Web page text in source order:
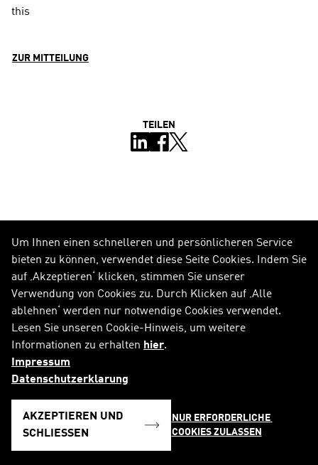
ZUR MITTEILUNG
TEILEN
BELIEBT
PROFIL
FINANZPUBLIKATIONEN
FINANZKALENDER
PRESSEMITTEILUNGEN
CAREERS.ADIDAS-GROUP.COM
REPORT.ADIDAS-GROUP.COM
Um Ihnen einen schnelleren und persönlicheren Service
bieten zu können, verwendet diese Seite Cookies. Indem Sie
auf ‚Akzeptieren‘ klicken, stimmen Sie unserer
Verwendung von Cookies zu. Durch Klicken auf ‚Alle
ablehnen‘ werden nur notwendige Cookies verwendet.
Lesen Sie unseren Cookie-Hinweis, um weitere
Informationen zu erhalten hier.
Impressum
Datenschutzerklarung
AKZEPTIEREN UND
SCHLIESSEN
NUR ERFORDERLICHE
COOKIES ZULASSEN